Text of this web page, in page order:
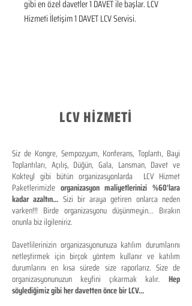
gibi en özel davetler 1 DAVET ile başlar. LCV
Hizmeti İletişim 1 DAVET LCV Servisi.
LCV HİZMETİ
Siz de Kongre, Sempozyum, Konferans, Toplantı, Bayi
Toplantıları, Açılış, Düğün, Gala, Lansman, Davet ve
Kokteyl gibi bütün organizasyonlarda LCV Hizmet
Paketlerimizle organizasyon maliyetlerinizi %60'lara
kadar azaltın... Sizi bir araya getiren onlarca neden
varken!!! Birde organizasyonu düşünmeyin... Bırakın
onunla biz ilgileniriz.
Davetlilerinizin organizasyonunuza katılım durumlarını
netleştirmek için birçok yöntem kullanır ve katılım
durumlarını en kısa sürede size raporlarız. Size de
organizasyonunuzun keyfini çıkarmak kalır. Hep
söylediğimiz gibi her davetten önce bir LCV...